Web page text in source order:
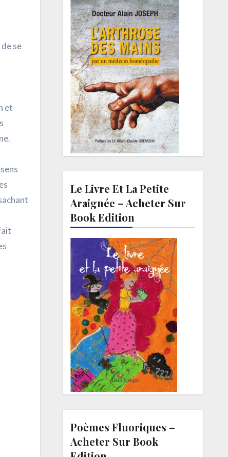
se
et
Le Livre Et La Petite
Araignée – Acheter Sur
Book Edition
Poèmes Fluoriques –
Acheter Sur Book